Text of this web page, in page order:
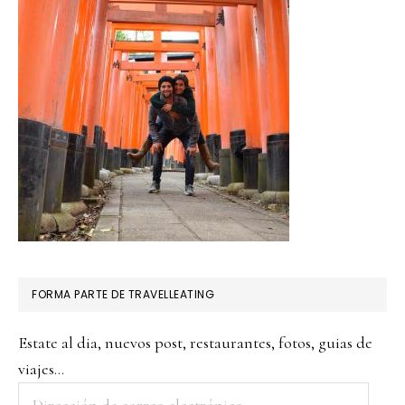
FORMA PARTE DE TRAVELLEATING
Estate al dia, nuevos post, restaurantes, fotos, guias de
viajes...